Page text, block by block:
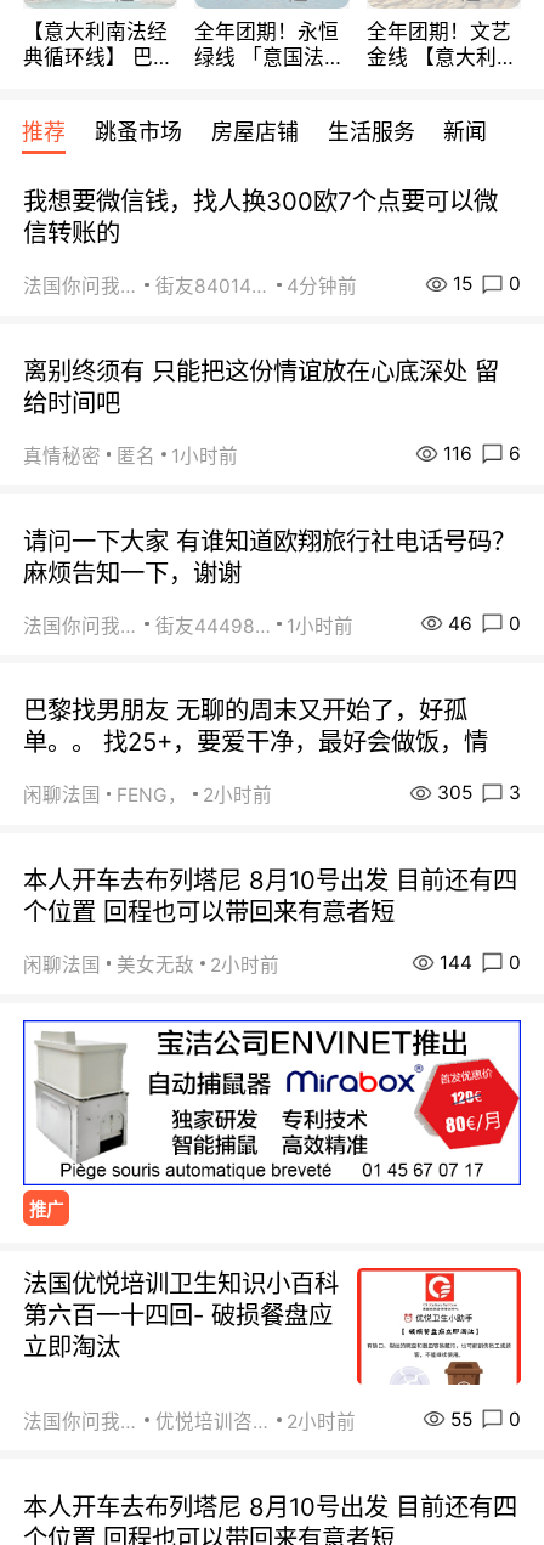
【意大利南法经
典循环线】 巴黎
宾馆 108欧/天起
全程756欧/位
全年团期！永恒
绿线 「意国法
欧/天起 ~包拼房
全年团期！文艺
金线 【意大利一
每周铁发！
推荐 跳蚤市场 房屋店铺 生活服务 新闻
我想要微信钱，找人换300欧7个点要可以微
信转账的
法国你问我答 街友84014588 4分钟前 15 0
离别终须有 只能把这份情谊放在心底深处 留
给时间吧
真情秘密 匿名 1小时前 116 6
请问一下大家 有谁知道欧翔旅行社电话号码？
麻烦告知一下，谢谢
法国你问我答 街友44498484 1小时前 46 0
巴黎找男朋友 无聊的周末又开始了，好孤
单。。 找25+，要爱干净，最好会做饭，情
闲聊法国 FENG， 2小时前 305 3
本人开车去布列塔尼 8月10号出发 目前还有四
个位置 回程也可以带回来有意者短
闲聊法国 美女无敌 2小时前 144 0
推广
法国优悦培训卫生知识小百科
第六百一十四回- 破损餐盘应
立即淘汰
法国你问我答 优悦培训咨询 2小时前 55 0
本人开车去布列塔尼 8月10号出发 目前还有四
个位置 回程也可以带回来有意者短